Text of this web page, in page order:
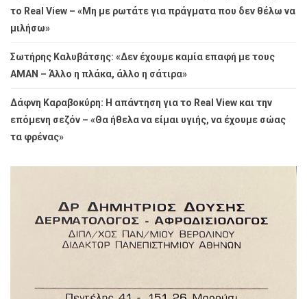
το Real View – «Μη με ρωτάτε για πράγματα που δεν θέλω να
μιλήσω»
Σωτήρης Καλυβάτσης: «Δεν έχουμε καμία επαφή με τους
ΑΜΑΝ – Άλλο η πλάκα, άλλο η σάτιρα»
Δάφνη Καραβοκύρη: Η απάντηση για το Real View και την
επόμενη σεζόν – «Θα ήθελα να είμαι υγιής, να έχουμε σώας
τα φρένας»